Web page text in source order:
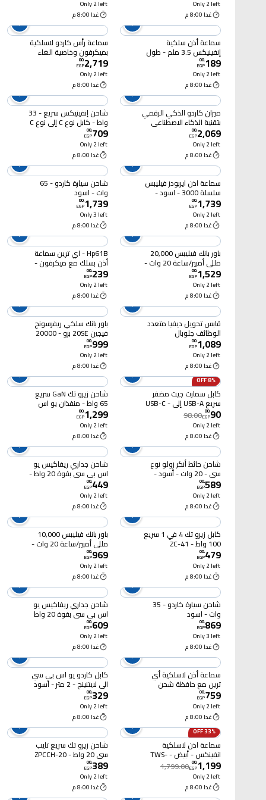
Only 2 left
غدا 8:00 م
Only 2 left
غدا 8:00 م
سماعة أذن سلكية
إنفينيكس 3.5 ملم - طول
1.2 متر - XH01 - أسود
189
.
00
EGP
Only 2 left
غدا 8:00 م
سماعة رأس كاردو لاسلكية
بميكرفون وخاصية الغاء
الضوضاء - اسود
2,719
.
00
EGP
Only 2 left
غدا 8:00 م
ميزان كاردو الذكي الرقمي
بتقنية الذكاء الاصطناعي
180 كجم - أسود
2,069
.
00
EGP
Only 2 left
غدا 8:00 م
شاحن إنفينيكس سريع - 33
واط - كابل نوع C إلى نوع C
- أبيض - XC33EU+XDC53
709
.
00
EGP
Only 2 left
غدا 8:00 م
سماعة اذن ايربودز فيليبس
سلسلة 3000 - اسود -
TAT3559BK/97
1,739
.
00
EGP
Only 2 left
غدا 8:00 م
شاحن سيارة كاردو - 65
وات - اسود
1,739
.
00
EGP
Only 3 left
غدا 8:00 م
باور بانك فيليبس 20,000
مللي أمبير/ساعة 20 وات -
أسود - DLP7721C
1,529
.
00
EGP
Only 2 left
غدا 8:00 م
Hp61B - اي ترين سماعة
أذن بسلك مع ميكرفون -
أسود
239
.
00
EGP
Only 2 left
غدا 8:00 م
قابس تحويل ديفيا متعدد
الوظائف جلوبال
1,089
.
00
EGP
Only 2 left
غدا 8:00 م
باور بانك سلكي ريفرسونج
فيجين 20SE برو - 20000
PB84
999
.
00
EGP
Only 2 left
غدا 8:00 م
8% OFF
كابل سمارت جيت مضفر
سريع USB-A إلى USB-C -
1 متر - أسود
90
.
00
EGP
98.00
Only 2 left
غدا 8:00 م
شاحن زيرو تك GaN سريع
65 واط - منفذان يو اس
بى سى - ZA-65
1,299
.
00
EGP
Only 2 left
غدا 8:00 م
شاحن حائط أنكر زولو نوع
سى - 20 وات - أسود -
A2699L11
589
.
00
EGP
Only 2 left
غدا 8:00 م
شاحن جداري ريفاكيس يو
اس بى سى بقوة 20 واط -
أبيض - PS4101
449
.
00
EGP
Only 2 left
غدا 8:00 م
كابل زيرو تك 4 في 1 سريع
100 واط - ZC-41
479
.
00
EGP
Only 2 left
غدا 8:00 م
باور بانك فيليبس 10,000
مللي أمبير/ساعة 20 وات -
أسود - DLP1812PB
969
.
00
EGP
Only 2 left
غدا 8:00 م
شاحن سيارة كاردو - 35
وات - اسود
869
.
00
EGP
Only 3 left
غدا 8:00 م
شاحن جداري ريفاكيس يو
اس بى سى بقوة 20 واط
مع كابل يو اس بى سى
إلى يو اس بى سى - أبيض
- PS4101
609
.
00
EGP
Only 2 left
غدا 8:00 م
سماعة أذن لاسلكية أي
ترين مع حافظة شحن
فابريك - أسود
759
.
00
EGP
Only 2 left
غدا 8:00 م
كابل كاردو يو اس بي سي
الى لايتنينج - 2 متر - أسود
329
.
00
EGP
Only 2 left
غدا 8:00 م
33% OFF
سماعة اذن لاسلكية
انفينكس - أبيض - TWS-
XE28
1,199
.
00
EGP
1,799.00
Only 2 left
غدا 8:00 م
شاحن زيرو تك سريع تايب
سى 20 واط - ZPCCH-20
389
.
00
EGP
Only 2 left
غدا 8:00 م